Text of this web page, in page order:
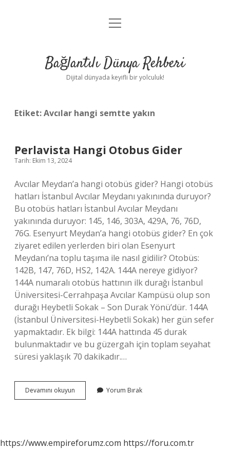
Anasayfa
Yasal Uyarı
menüyü
Bağlantılı Dünya Rehberi
Dijital dünyada keyifli bir yolculuk!
Etiket:Avcılar hangi semtte yakın
Perlavista Hangi Otobus Gider
Tarih: Ekim 13, 2024
Avcılar Meydan’a hangi otobüs gider? Hangi otobüs
hatları İstanbul Avcılar Meydanı yakınında duruyor?
Bu otobüs hatları İstanbul Avcılar Meydanı
yakınında duruyor: 145, 146, 303A, 429A, 76, 76D,
76G. Esenyurt Meydan’a hangi otobüs gider? En çok
ziyaret edilen yerlerden biri olan Esenyurt
Meydanı’na toplu taşıma ile nasıl gidilir? Otobüs:
142B, 147, 76D, HS2, 142A. 144A nereye gidiyor?
144A numaralı otobüs hattının ilk durağı İstanbul
Üniversitesi-Cerrahpaşa Avcılar Kampüsü olup son
durağı Heybetli Sokak – Son Durak Yönü’dür. 144A
(İstanbul Üniversitesi-Heybetli Sokak) her gün sefer
yapmaktadır. Ek bilgi: 144A hattında 45 durak
bulunmaktadır ve bu güzergah için toplam seyahat
süresi yaklaşık 70 dakikadır.…
Devamını okuyun Perlavista
Hangi
Yorum Bırak
https://www.empireforumz.com https://foru.com.tr